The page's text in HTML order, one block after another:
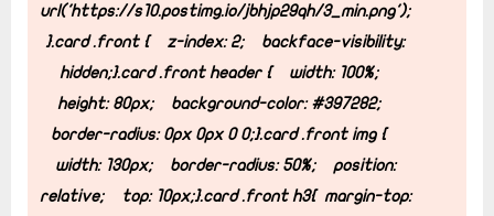
url('https://s10.postimg.io/jbhjp29qh/3_min.png');
}.card .front {z-index: 2;backface-visibility:
hidden;}.card .front header {width: 100%;
height: 80px;background-color: #397282;
border-radius: 0px 0px 0 0;}.card .front img {
width: 130px;border-radius: 50%;position:
relative;top: 10px;}.card .front h3{margin-top: